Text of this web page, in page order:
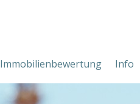
Immobilienbewertung Info